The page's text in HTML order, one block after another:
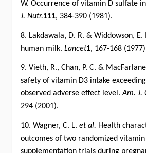
W. Occurrence of vitamin D sulfate
J. Nutr.111, 384-390 (1981).
8. Lakdawala, D. R. & Widdowson,
human milk. Lancet1, 167-168
9. Vieth, R., Chan, P. C. &
safety of vitamin D3 intake
observed adverse effect level.Am. J.
294 (2001).
10. Wagner, C. L. et al. Health
outcomes of two randomized vitamin